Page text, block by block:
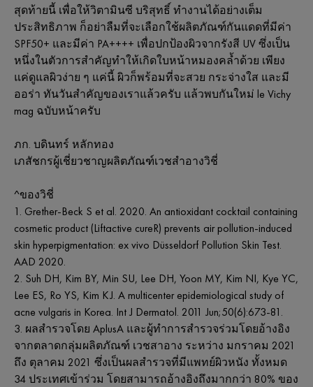
สุดท้ายนี้ เพื่อให้วิตามินซี บริสุทธิ์ ทำงานได้อย่างเต็ม
ประสิทธิภาพ ก็อย่าลืมที่จะเลือกใช้ผลิตภัณฑ์กันแดดที่มีค่า
SPF50+ และมีค่า PA++++ เพื่อปกป้องผิวจากรังสี UV ซึ่งเป็น
หนึ่งในตัวการสำคัญทำให้เกิดใบหน้าหมองคล้ำด้วย เพียง
แค่ดูแลผิวง่าย ๆ แค่นี้ ผิวก็พร้อมที่จะสวย กระจ่างใส และมี
ออร่า ทันวันสำคัญของเราแล้วครับ แล้วพบกันใหม่ le Vichy
mag ฉบับหน้าครับ
ภก. บดินทร์ หลักทอง
เภสัชกรผู้เชี่ยวชาญผลิตภัณฑ์เวชสำอางวิชี่
^ของวิชี่
1. Grether-Beck S et al. 2020. An antioxidant cocktail containing
cosmetic product (Liftactive cureR) prevents air pollution-induced
skin hyperpigmentation: ex vivo Düsseldorf Pollution Skin Test.
AAD 2020.
2. Suh DH, Kim BY, Min SU, Lee DH, Yoon MY, Kim NI, Kye YC,
Lee ES, Ro YS, Kim KJ. A multicenter epidemiological study of
acne vulgaris in Korea. Int J Dermatol. 2011 Jun;50(6):673-81.
3. ผลสำรวจโดย AplusA และผู้ทำการสำรวจร่วมโดยอ้างอิง
จากตลาดกลุ่มผลิตภัณฑ์ เวชสาอาง ระหว่าง มกราคม 2021
ถึง ตุลาคม 2021 ซึ่งเป็นผลสํารวจที่มีแพทย์ผิวหนัง ทั้งหมด
34 ประเทศเข้าร่วม โดยสามารถอ้างอิงถึงมากกว่า 80% ของ